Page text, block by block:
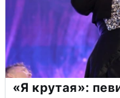
«Я крутая»: